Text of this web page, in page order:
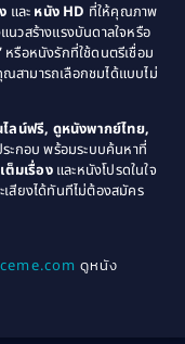
(1)
1978
1975
1970
1968
1963
และ หนัง HD ที่ให้คุณภาพ
วสร้างแรงบันดาลใจหรือ
หรือหนังรักที่ใช้ดนตรีเชื่อม
สามารถเลือกชมได้แบบไม่
ลน์ฟรี, ดูหนังพากย์ไทย,
ะกอบ พร้อมระบบค้นหาที่
ต็มเรื่องและหนังโปรดในใจ
สียงได้ทันทีไม่ต้องสมัคร
ดูหนัง